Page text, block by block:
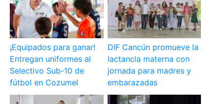
¡Equipados para ganar!
Entregan uniformes al
Selectivo Sub-10 de
fútbol en Cozumel
DIF Cancún promueve la
lactancia materna con
jornada para madres y
embarazadas